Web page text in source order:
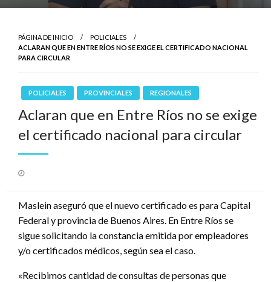
PÁGINA DE INICIO
POLICIALES
ACLARAN QUE EN ENTRE RÍOS NO SE EXIGE EL CERTIFICADO NACIONAL
PARA CIRCULAR
POLICIALES PROVINCIALES REGIONALES
Aclaran que en Entre Ríos no se exige
el certificado nacional para circular
Maslein aseguró que el nuevo certificado es para Capital
Federal y provincia de Buenos Aires. En Entre Ríos se
sigue solicitando la constancia emitida por empleadores
y/o certificados médicos, según sea el caso.
«Recibimos cantidad de consultas de personas que